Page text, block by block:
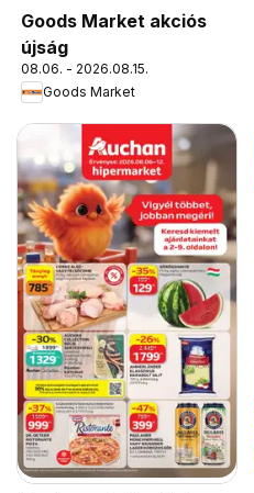
Goods Market akciós
újság
08.06. - 2026.08.15.
Goods Market